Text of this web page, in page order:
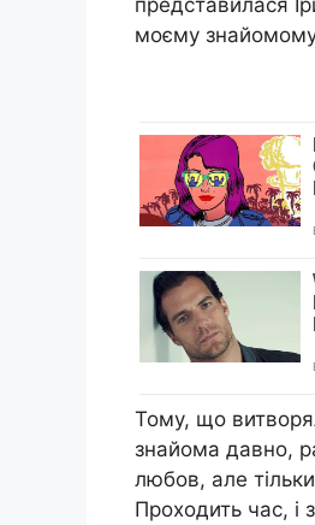
моєму
Тому, що
знайома давно,
любов, але
Проходить час, і